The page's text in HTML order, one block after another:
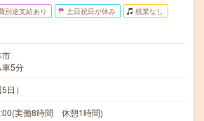
別途支給あり 土日祝日が休み 残業なし
市
車5分
日）
実働8時間 休憩1時間)